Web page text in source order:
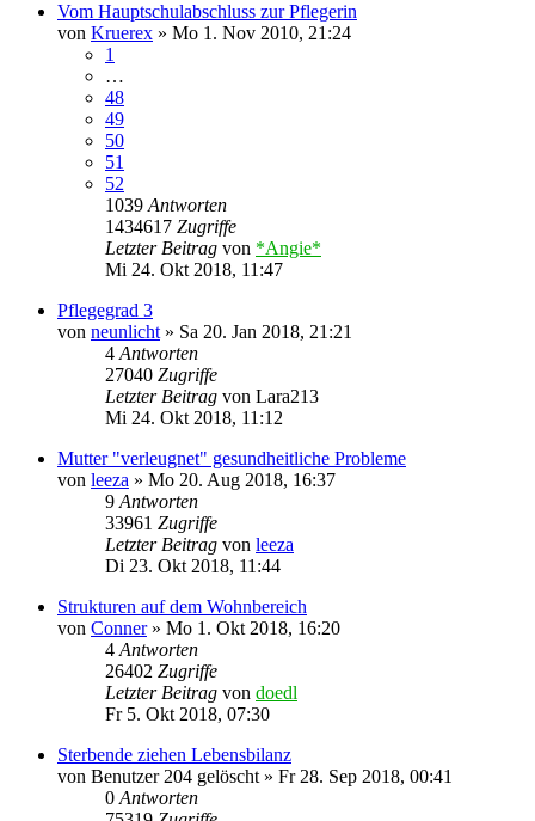
Vom Hauptschulabschluss zur Pflegerin
von Kruerex » Mo 1. Nov 2010, 21:24
1
…
48
49
50
51
52
1039 Antworten
1434617 Zugriffe
Letzter Beitrag von *Angie*
Mi 24. Okt 2018, 11:47
Pflegegrad 3
von neunlicht » Sa 20. Jan 2018, 21:21
4 Antworten
27040 Zugriffe
Letzter Beitrag von Lara213
Mi 24. Okt 2018, 11:12
Mutter "verleugnet" gesundheitliche Probleme
von leeza » Mo 20. Aug 2018, 16:37
9 Antworten
33961 Zugriffe
Letzter Beitrag von leeza
Di 23. Okt 2018, 11:44
Strukturen auf dem Wohnbereich
von Conner» Mo 1. Okt 2018, 16:20
4 Antworten
26402 Zugriffe
Letzter Beitrag von doedl
Fr 5. Okt 2018, 07:30
Sterbende ziehen Lebensbilanz
von Benutzer 204 gelöscht » Fr 28. Sep 2018, 00:41
0 Antworten